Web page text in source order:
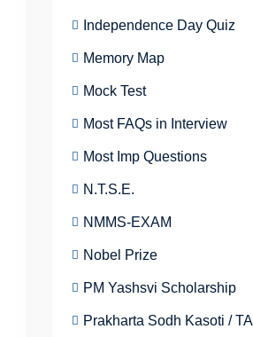
Independence Day Quiz
Memory Map
Mock Test
Most FAQs in Interview
Most Imp Questions
N.T.S.E.
NMMS-EXAM
Nobel Prize
PM Yashsvi Scholarship
Prakharta Sodh Kasoti /